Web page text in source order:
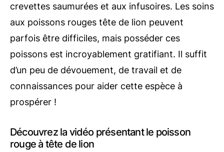
crevettes saumurées et aux infusoires. Les soins
aux poissons rouges tête de lion peuvent
parfois être difficiles, mais posséder ces
poissons est incroyablement gratifiant. Il suffit
d’un peu de dévouement, de travail et de
connaissances pour aider cette espèce à
prospérer !
Découvrez la vidéo présentant le poisson
rouge à tête de lion